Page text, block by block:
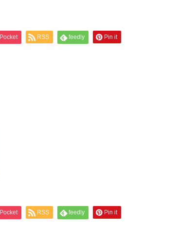
Pocket RSS feedly Pin it
Pocket RSS feedly Pin it